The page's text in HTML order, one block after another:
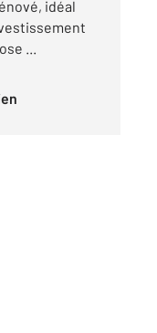
idéal
...